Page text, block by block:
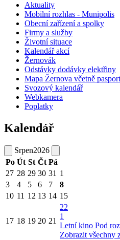
Aktuality
Mobilní rozhlas - Munipolis
Obecní zařízení a spolky
Firmy a služby
Životní situace
Kalendář akcí
Žernovák
Odstávky dodávky elektřiny
Mapa Žernova včetně
Svozový kalendář
Webkamera
Poplatky
Kalendář
Srpen2026
Po Út St Čt Pá
27 28 29 30 31 1
3
4 5 6 7 8
10 11 12 13 14 15
17 18 19 20 21
22
1
Letní kino Pod
Zobrazit všechny